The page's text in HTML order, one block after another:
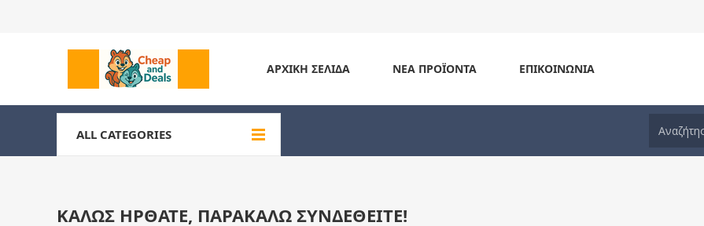
ΑΡΧΙΚΉ ΣΕΛΊΔΑ ΝΈΑ ΠΡΟΪΌΝΤΑ ΕΠΙΚΟΙΝΩΝΊΑ
ALL CATEGORIES
ΚΑΛΏΣ ΉΡΘΑΤΕ, ΠΑΡΑΚΑΛΏ ΣΥΝΔΕΘΕΊΤΕ!